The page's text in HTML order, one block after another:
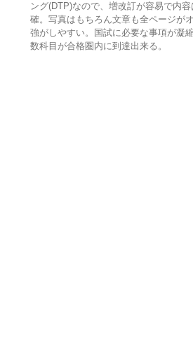
ング(DTP)なので、増改訂が容易で内
確。写真はもちろん文章も全ページが
強がしやすい。国試に必要な事項が凝
数科目が合格圏内に到達出来る。